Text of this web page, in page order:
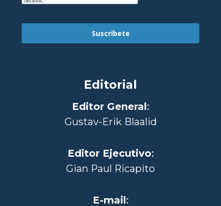
Suscríbete
Editorial
Editor General :
Gustav-Erik Blaalid
Editor Ejecutivo:
Gian Paul Ricapito
E-mail :